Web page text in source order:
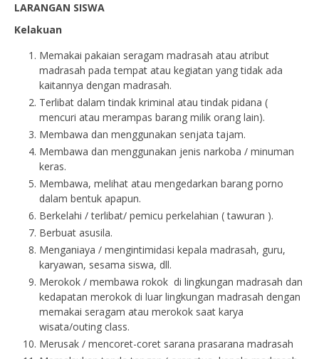
LARANGAN SISWA
Kelakuan
Memakai pakaian seragam madrasah atau atribut
madrasah pada tempat atau kegiatan yang tidak ada
kaitannya dengan madrasah.
Terlibat dalam tindak kriminal atau tindak pidana (
mencuri atau merampas barang milik orang lain).
Membawa dan menggunakan senjata tajam.
Membawa dan menggunakan jenis narkoba / minuman
keras.
Membawa, melihat atau mengedarkan barang porno
dalam bentuk apapun.
Berkelahi / terlibat/ pemicu perkelahian ( tawuran ).
Berbuat asusila.
Menganiaya / mengintimidasi kepala madrasah, guru,
karyawan, sesama siswa, dll.
Merokok / membawa rokok di lingkungan madrasah dan
kedapatan merokok di luar lingkungan madrasah dengan
memakai seragam atau merokok saat karya
wisata/outing class.
Merusak / mencoret-coret sarana prasarana madrasah